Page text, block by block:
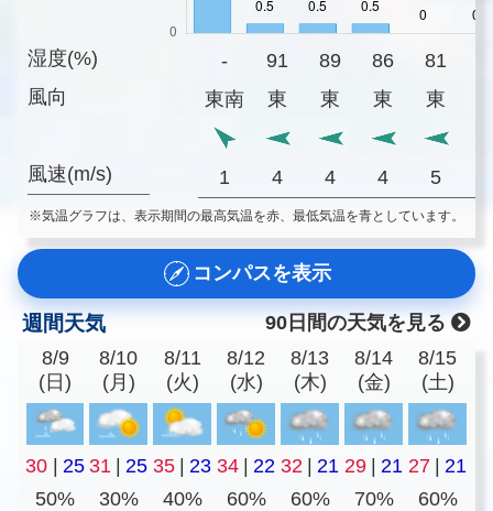
湿度(%)
風向
風速(m/s)
- 91 89 86 81
東南
東 東 東 東
1 4 4 4 5
※気温グラフは、表示期間の最高気温を赤、最低気温を青としています。
コンパスを表示
週間天気
90日間の天気を見る
8/9
(日)
8/10
(月)
8/11
(火)
8/12
(水)
8/13
(木)
8/14
(金)
8/15
(土)
30 | 25 31 | 25 35 | 23 34 | 22 32 | 21 29 | 21 27 | 21
50%
30% 40% 60% 60% 70% 60%